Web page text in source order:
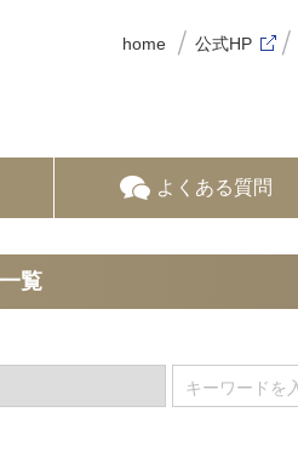
home 公式HP
よくある質問
覧